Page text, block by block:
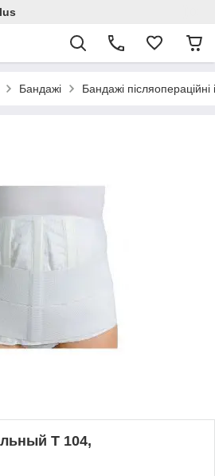
Бандажі Бандажі післяопераційні
Т 104,